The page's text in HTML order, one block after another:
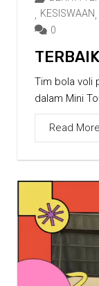
, KESISWAAN,
0
Tim bola voli
dalam Mini
Read More